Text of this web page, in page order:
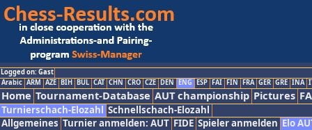
Logged on: Gast
Arabic ARM AZE BIH BUL CAT CHN CRO CZE DEN ENG ESP FAI FIN FRA GER GRE INA
Home Tournament-Database AUT championship Pictures
Turnierschach-Elozahl Schnellschach-Elozahl
Allgemeines Turnier anmelden: AUT FIDE Spieler anmelden Elo